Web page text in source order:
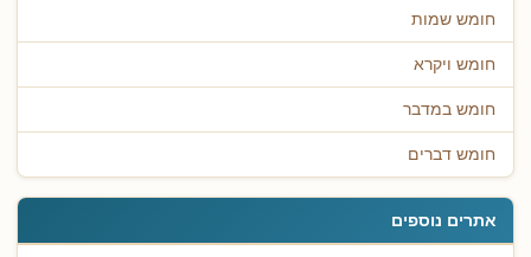
חומש שמות
חומש ויקרא
חומש במדבר
חומש דברים
אתרים נוספים